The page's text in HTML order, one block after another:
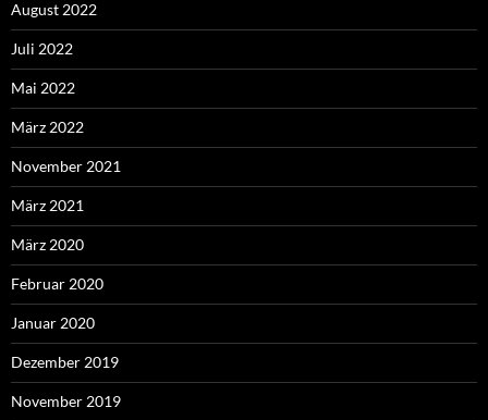
August 2022
Juli 2022
Mai 2022
März 2022
November 2021
März 2021
März 2020
Februar 2020
Januar 2020
Dezember 2019
November 2019